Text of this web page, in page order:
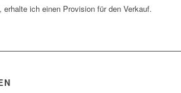
ich einen Provision für den Verkauf.